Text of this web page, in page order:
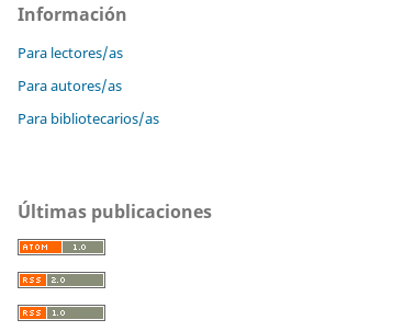
Información
Para lectores/as
Para autores/as
Para bibliotecarios/as
Últimas publicaciones